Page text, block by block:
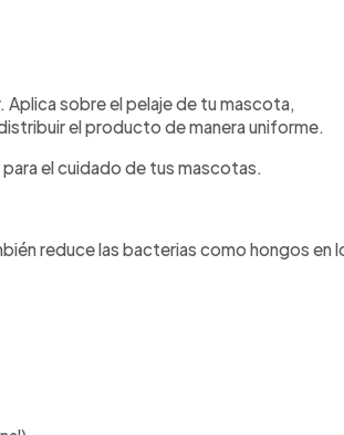
Aplica sobre el pelaje de tu mascota,
el producto de manera uniforme.
el cuidado de tus mascotas.
reduce las bacterias como hongos en